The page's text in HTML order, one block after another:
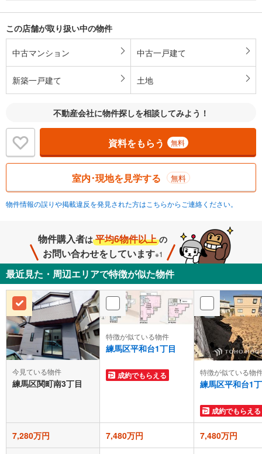
この店舗が取り扱い中の物件
中古マンション 中古一戸建て
新築一戸建て 土地
不動産会社に物件探しを相談してみよう！
資料をもらう 無料
室内･現地を見学する 無料
物件情報の誤りや掲載違反を発見された方はこちらからご連絡ください。
物件購入者は 平均6物件以上 の
お問い合わせをしています※1
最近見た・周辺エリアで特徴が似た物件
今見ている物件
練馬区関町南3丁目
特徴が似ている物件
練馬区平和台1丁目
成約でもらえる 特徴が似ている物
練馬区平和台1
成約でもらえる
7,280万円 7,480万円 7,480万円